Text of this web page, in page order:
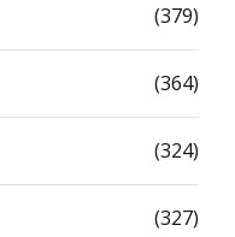
(379)
(364)
(324)
(327)